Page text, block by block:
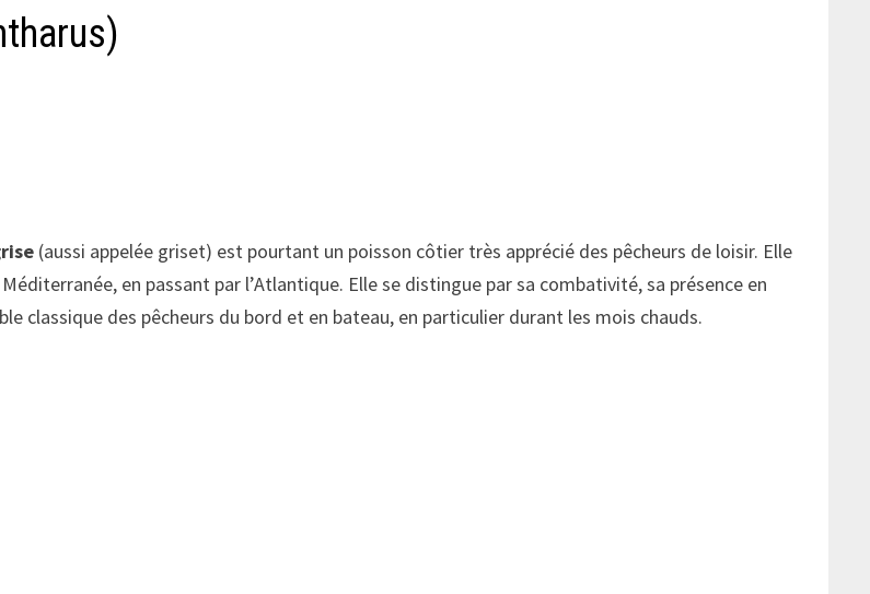
(aussi appelée griset) est pourtant un poisson côtier très apprécié des pêcheurs de loisir. Elle
en passant par l’Atlantique. Elle se distingue par sa combativité, sa présence en
classique des pêcheurs du bord et en bateau, en particulier durant les mois chauds.